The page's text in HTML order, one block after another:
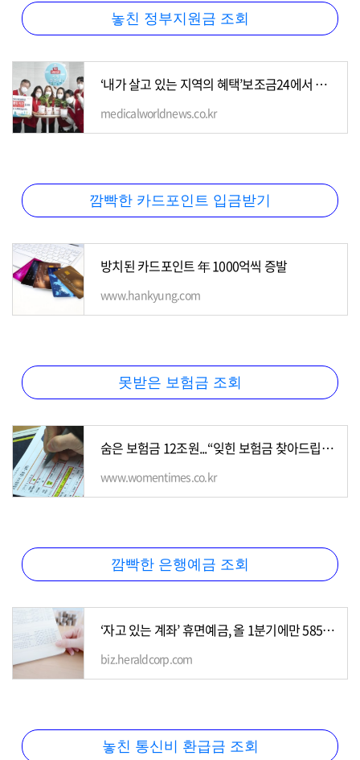
놓친 정부지원금 조회
‘내가 살고 있는 지역의 혜택’보조금24에서 한 번에 확인
medicalworldnews.co.kr
깜빡한 카드포인트 입금받기
방치된 카드포인트 年 1000억씩 증발
www.hankyung.com
못받은 보험금 조회
숨은 보험금 12조원...“잊힌 보험금 찾아드립니다” - 우먼타임스
www.womentimes.co.kr
깜빡한 은행예금 조회
‘자고 있는 계좌’ 휴면예금, 올 1분기에만 585억원 찾아가
biz.heraldcorp.com
놓친 통신비 환급금 조회